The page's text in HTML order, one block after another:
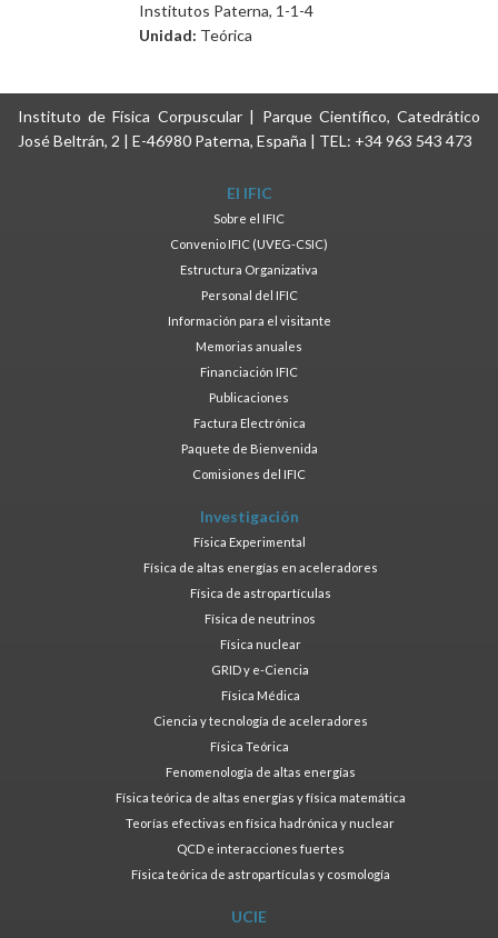
Institutos Paterna, 1-1-4
Unidad: Teórica
Instituto de Física Corpuscular | Parque Científico, Catedrático
José Beltrán, 2 | E-46980 Paterna, España | TEL: +34 963 543 473
El IFIC
Sobre el IFIC
Convenio IFIC (UVEG-CSIC)
Estructura Organizativa
Personal del IFIC
Información para el visitante
Memorias anuales
Financiación IFIC
Publicaciones
Factura Electrónica
Paquete de Bienvenida
Comisiones del IFIC
Investigación
Física Experimental
Física de altas energías en aceleradores
Física de astropartículas
Física de neutrinos
Física nuclear
GRID y e-Ciencia
Física Médica
Ciencia y tecnología de aceleradores
Física Teórica
Fenomenología de altas energías
Física teórica de altas energías y física matemática
Teorías efectivas en física hadrónica y nuclear
QCD e interacciones fuertes
Física teórica de astropartículas y cosmología
UCIE